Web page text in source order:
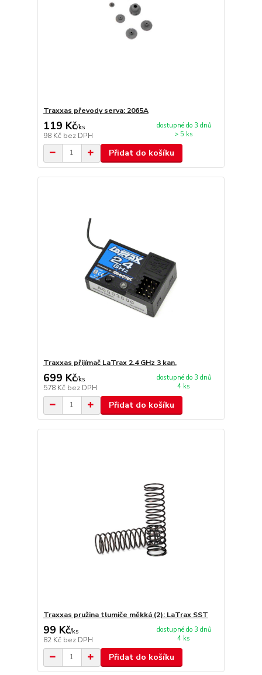
Traxxas převody serva: 2065A
119 Kč/ks
98 Kč bez DPH
dostupné do 3 dnů
> 5 ks
Přidat do košíku
Traxxas přijímač LaTrax 2.4 GHz 3 kan.
699 Kč/ks
578 Kč bez DPH
dostupné do 3 dnů
4 ks
Přidat do košíku
Traxxas pružina tlumiče měkká (2): LaTrax SST
99 Kč/ks
82 Kč bez DPH
dostupné do 3 dnů
4 ks
Přidat do košíku